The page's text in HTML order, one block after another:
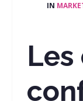
IN
Les